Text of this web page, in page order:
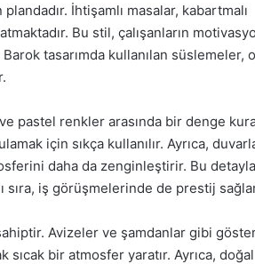
İhtişamlı masalar, kabartmalı
Bu stil, çalışanların
tasarımda kullanılan süslemeler,
pastel renkler arasında bir denge
için sıkça kullanılır. Ayrıca,
daha da zenginleştirir. Bu
sıra, iş görüşmelerinde de prestij
Avizeler ve şamdanlar gibi
bir atmosfer yaratır. Ayrıca, doğal